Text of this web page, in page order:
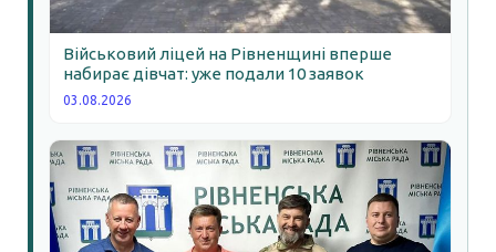
Військовий ліцей на Рівненщині вперше
набирає дівчат: уже подали 10 заявок
03.08.2026